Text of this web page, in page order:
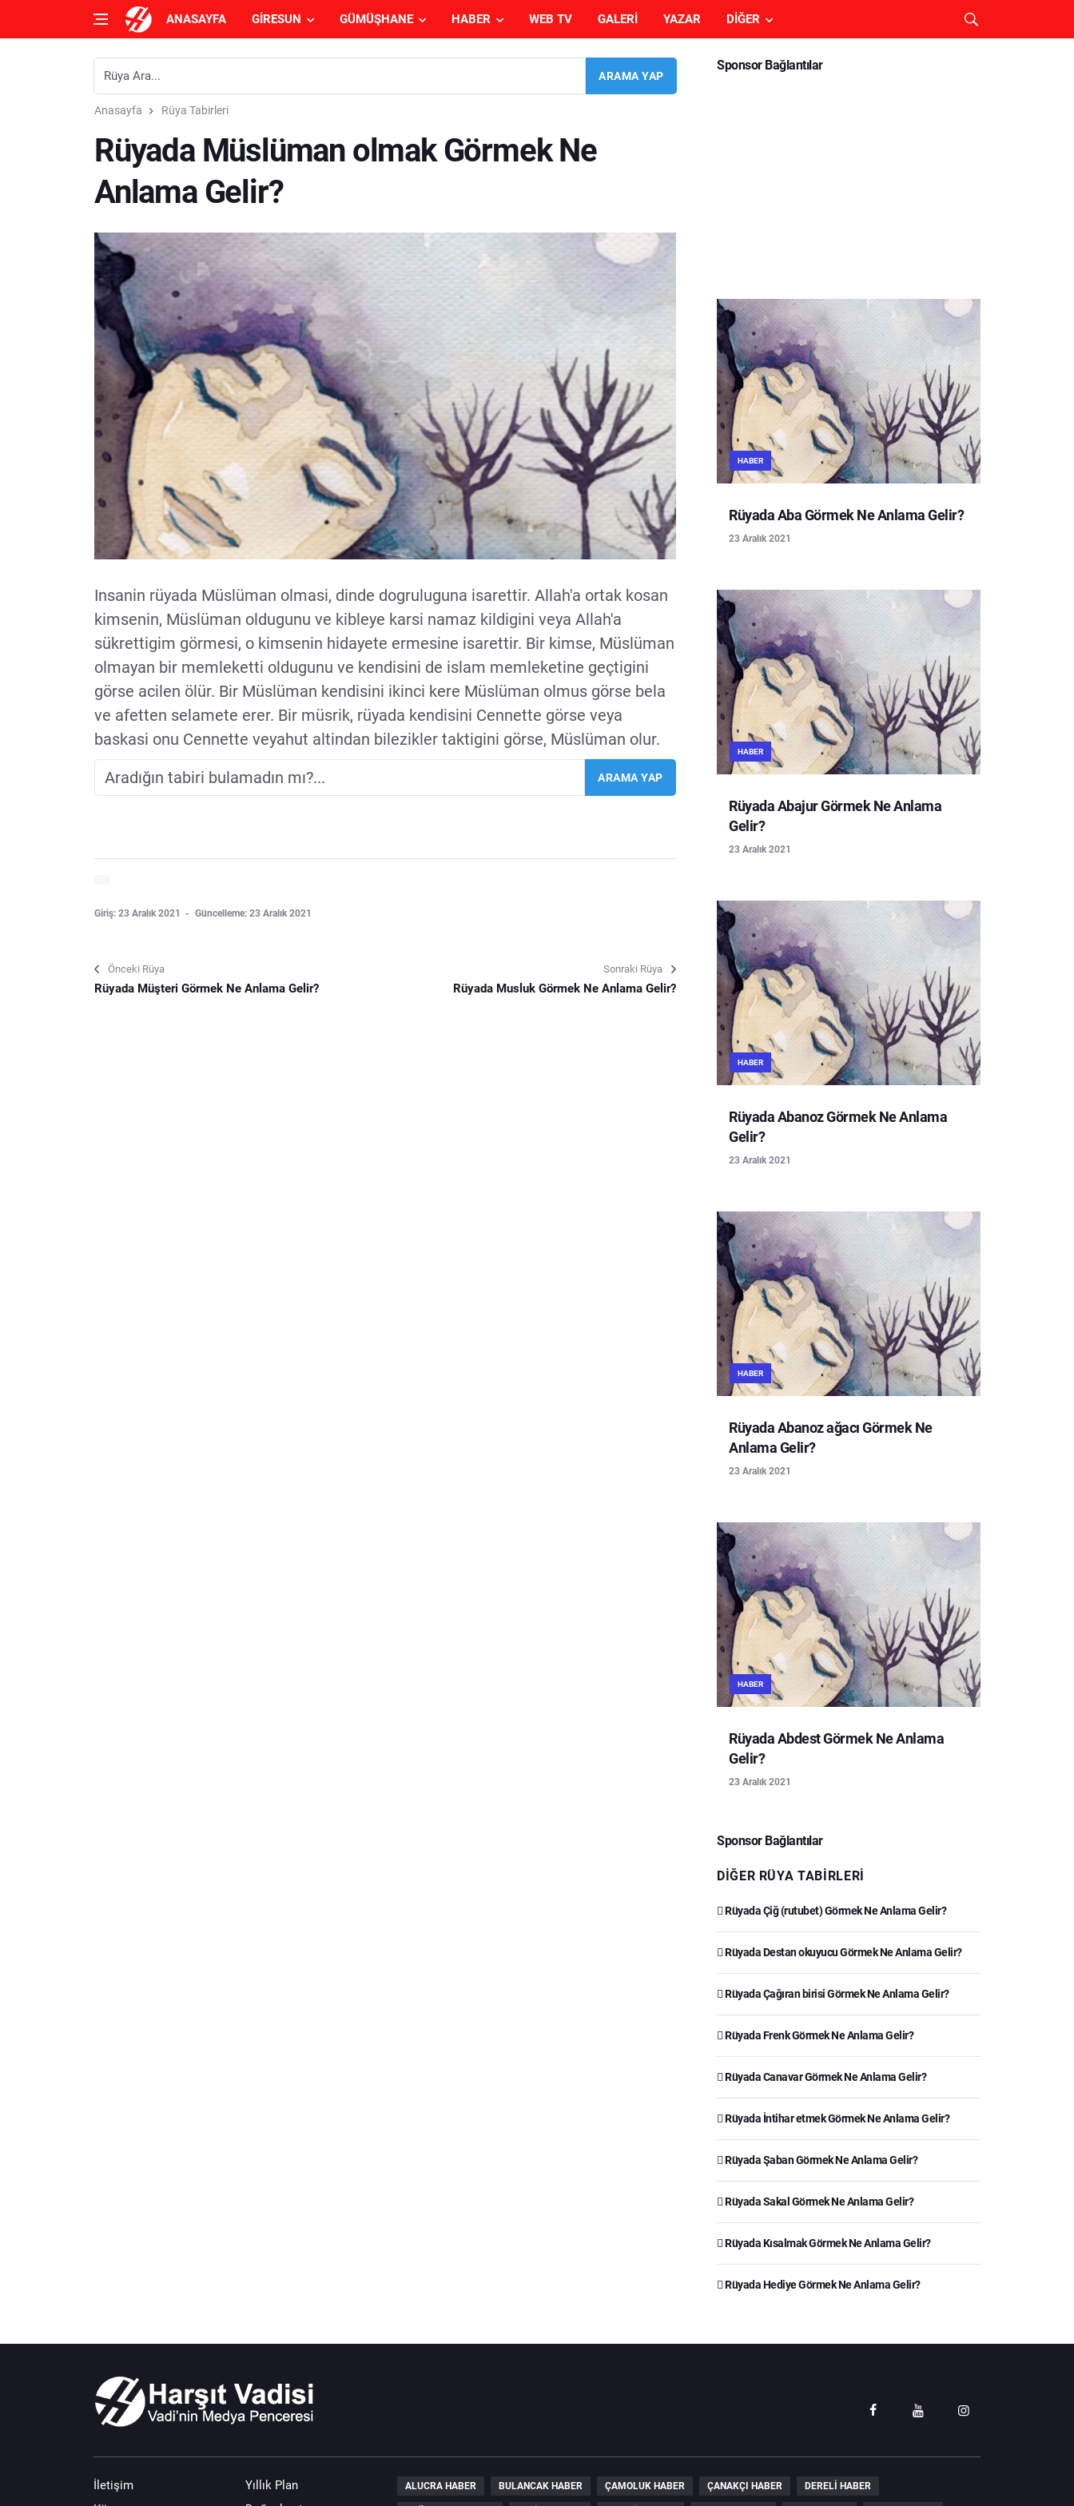
ANASAYFA GIRESUN GÜMÜŞHANE HABER WEB TV GALERI YAZAR DIĞER
Anasayfa Rüya Tabirleri
Rüyada Müslüman olmak Görmek Ne
Anlama Gelir?
Insanin rüyada Müslüman olmasi, dinde dogruluguna isarettir. Allah'a ortak kosan
kimsenin, Müslüman oldugunu ve kibleye karsi namaz kildigini veya Allah'a
sükrettigim görmesi, o kimsenin hidayete ermesine isarettir. Bir kimse, Müslüman
olmayan bir memleketti oldugunu ve kendisini de islam memleketine geçtigini
görse acilen ölür. Bir Müslüman kendisini ikinci kere Müslüman olmus görse bela
ve afetten selamete erer. Bir müsrik, rüyada kendisini Cennette görse veya
baskasi onu Cennette veyahut altindan bilezikler taktigini görse, Müslüman olur.
Giriş: 23 Aralık 2021 Güncelleme: 23 Aralık 2021
Önceki Rüya
Rüyada Müşteri Görmek Ne Anlama Gelir?
Sonraki Rüya
Rüyada Musluk Görmek Ne Anlama Gelir?
Sponsor Bağlantılar
HABER
Rüyada Aba Görmek Ne Anlama Gelir?
23 Aralık 2021
HABER
Rüyada Abajur Görmek Ne Anlama
Gelir?
23 Aralık 2021
HABER
Rüyada Abanoz Görmek Ne Anlama
Gelir?
23 Aralık 2021
HABER
Rüyada Abanoz ağacı Görmek Ne
Anlama Gelir?
23 Aralık 2021
HABER
Rüyada Abdest Görmek Ne Anlama
Gelir?
23 Aralık 2021
Sponsor Bağlantılar
DIĞER RÜYA TABIRLERI
Rüyada Çiğ (rutubet) Görmek Ne Anlama Gelir?
Rüyada Destan okuyucu Görmek Ne Anlama Gelir?
Rüyada Çağıran birisi Görmek Ne Anlama Gelir?
Rüyada Frenk Görmek Ne Anlama Gelir?
Rüyada Canavar Görmek Ne Anlama Gelir?
Rüyada İntihar etmek Görmek Ne Anlama Gelir?
Rüyada Şaban Görmek Ne Anlama Gelir?
Rüyada Sakal Görmek Ne Anlama Gelir?
Rüyada Kısalmak Görmek Ne Anlama Gelir?
Rüyada Hediye Görmek Ne Anlama Gelir?
İletişim
Yıllık Plan
ALUCRA HABER BULANCAK HABER ÇAMOLUK HABER ÇANAKÇI HABER DERELI HABER